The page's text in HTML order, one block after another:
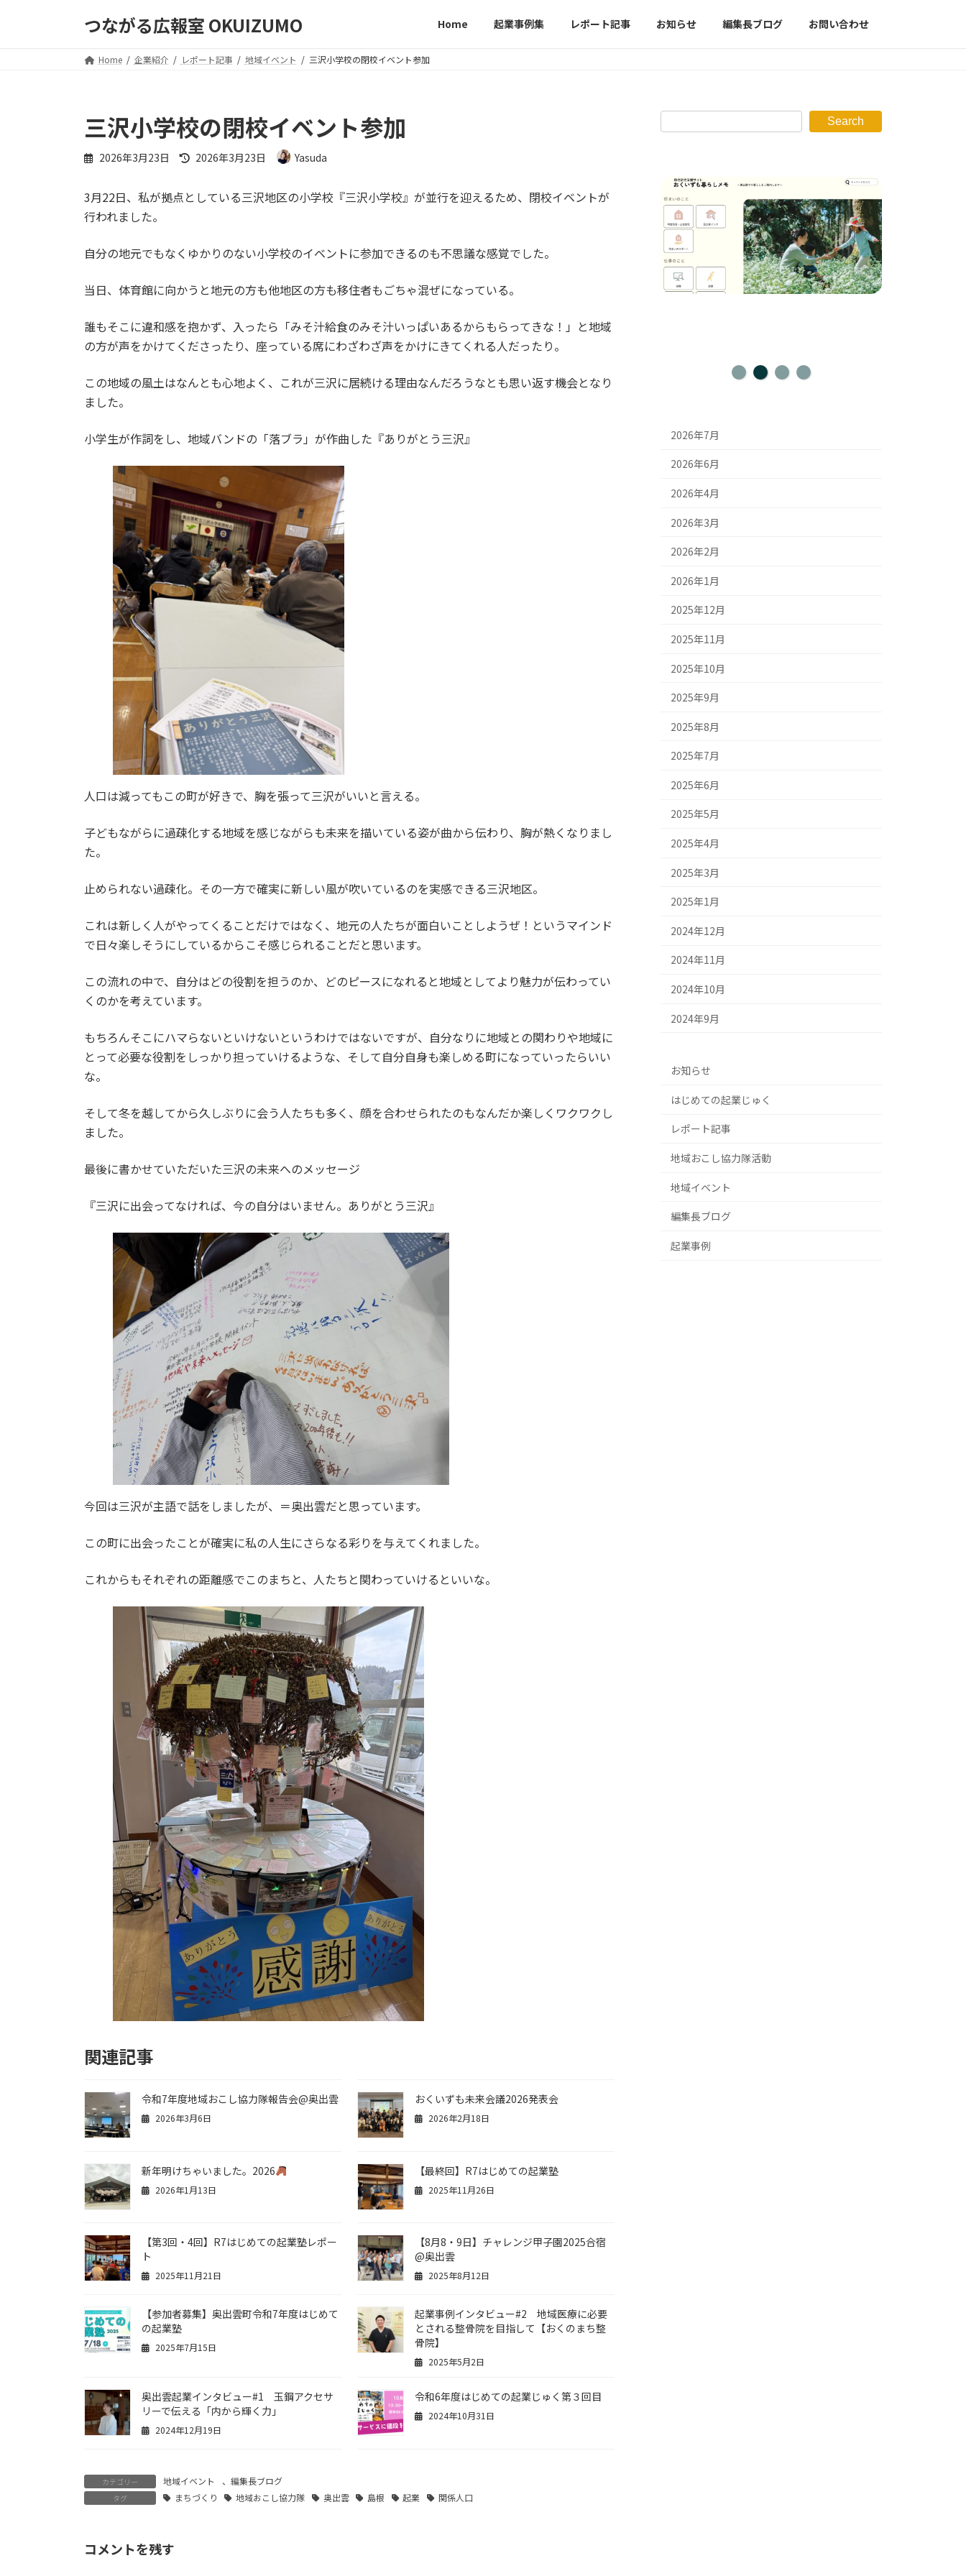
つながる広報室 OKUIZUMO Home 起業事例集 レポート記事 お知らせ 編集長ブログ お問い合わせ
Home 企業紹介 レポート記事 地域イベント 三沢小学校の閉校イベント参加
三沢小学校の閉校イベント参加
2026年3月23日
最
新
2026年3月23日 Yasuda
3月22日、私が拠点としている三沢地区の小学校『三沢小学校』が並行を迎えるため、閉校イベントが
行われました。
自分の地元でもなくゆかりのない小学校のイベントに参加できるのも不思議な感覚でした。
当日、体育館に向かうと地元の方も他地区の方も移住者もごちゃ混ぜになっている。
誰もそこに違和感を抱かず、入ったら「みそ汁給食のみそ汁いっぱいあるからもらってきな！」と地域
の方が声をかけてくださったり、座っている席にわざわざ声をかけにきてくれる人だったり。
この地域の風土はなんとも心地よく、これが三沢に居続ける理由なんだろうなとも思い返す機会となり
ました。
小学生が作詞をし、地域バンドの「落ブラ」が作曲した『ありがとう三沢』
人口は減ってもこの町が好きで、胸を張って三沢がいいと言える。
子どもながらに過疎化する地域を感じながらも未来を描いている姿が曲から伝わり、胸が熱くなりまし
た。
止められない過疎化。その一方で確実に新しい風が吹いているのを実感できる三沢地区。
これは新しく人がやってくることだけではなく、地元の人たちが面白いことしようぜ！というマインド
で日々楽しそうにしているからこそ感じられることだと思います。
この流れの中で、自分はどの役割を担うのか、どのピースになれると地域としてより魅力が伝わってい
くのかを考えています。
もちろんそこにハマらないといけないというわけではないですが、自分なりに地域との関わりや地域に
とって必要な役割をしっかり担っていけるような、そして自分自身も楽しめる町になっていったらいい
な。
そして冬を越してから久しぶりに会う人たちも多く、顔を合わせられたのもなんだか楽しくワクワクし
ました。
最後に書かせていただいた三沢の未来へのメッセージ
『三沢に出会ってなければ、今の自分はいません。ありがとう三沢』
今回は三沢が主語で話をしましたが、＝奥出雲だと思っています。
この町に出会ったことが確実に私の人生にさらなる彩りを与えてくれました。
これからもそれぞれの距離感でこのまちと、人たちと関わっていけるといいな。
関連記事
令和7年度地域おこし協力隊報告会@奥出雲
2026年3月6日
おくいずも未来会議2026発表会
2026年2月18日
新年明けちゃいました。2026
2026年1月13日
【最終回】R7はじめての起業塾
2025年11月26日
【第3回・4回】R7はじめての起業塾レポー
ト
2025年11月21日
【8月8・9日】チャレンジ甲子園2025合宿
@奥出雲
2025年8月12日
【参加者募集】奥出雲町令和7年度はじめて
の起業塾
2025年7月15日
起業事例インタビュー#2 地域医療に必要
とされる整骨院を目指して【おくのまち整
骨院】
2025年5月2日
奥出雲起業インタビュー#1 玉鋼アクセサ
リーで伝える「内から輝く力」
2024年12月19日
令和6年度はじめての起業じゅく第３回目
2024年10月31日
カテゴリー 地域イベント 、 編集長ブログ
タグ まちづくり 地域おこし協力隊 奥出雲 島根 起業 関係人口
コメントを残す
Search
2026年7月
2026年6月
2026年4月
2026年3月
2026年2月
2026年1月
2025年12月
2025年11月
2025年10月
2025年9月
2025年8月
2025年7月
2025年6月
2025年5月
2025年4月
2025年3月
2025年1月
2024年12月
2024年11月
2024年10月
2024年9月
お知らせ
はじめての起業じゅく
レポート記事
地域おこし協力隊活動
地域イベント
編集長ブログ
起業事例